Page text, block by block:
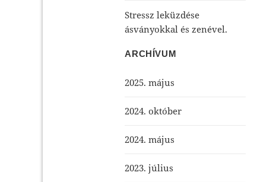
Stressz leküzdése
ásványokkal és zenével.
ARCHÍVUM
2025. május
2024. október
2024. május
2023. július